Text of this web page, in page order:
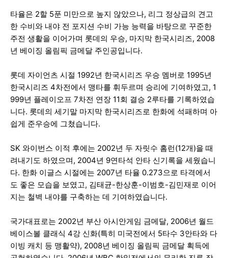
타율은 2할 5푼 미만으로 높지 않았으나, 리그 정상급의 견고
한 수비와 내야 전 포지션 수비 가능 능력을 바탕으로 꾸준한
주전 생활을 이어가며 롯데의 우승, 마지막 한국시리즈, 2008
년 베이징 올림픽 금메달 주인공입니다.
롯데 자이언츠 시절 1992년 한국시리즈 우승 멤버로 1995년
한국시리즈 4차전에서 맹타를 휘두르며 승리에 기여하였고, 1
999년 플레이오프 7차전 연장 11회 결승 2루타를 기록하였습
니다. 롯데의 세기말 마지막 한국시리즈로 한화에 석패하며 아
쉽게 준우승에 그쳤습니다.
SK 와이번스 이적 후에는 2002년 두 자릿수 홈런(12개)을 때
려내기도 하였으며, 2004년 9연타석 안타 신기록을 세웠습니
다. 한화 이글스 시절에는 2007년 타율 0.273으로 타격에서
도 좋은 모습을 보였고, 김태균-한상훈-이범호-김민재로 이어
지는 철벽 내야를 구축하는 데 기여하였습니다.
국가대표로는 2002년 부산 아시안게임 금메달, 2006년 월드
베이스볼 클래식 4강 신화(특히 미국전에서 5타수 3안타와 다
이빙 캐치 등 맹활약), 2008년 베이징 올림픽 금메달 획득에